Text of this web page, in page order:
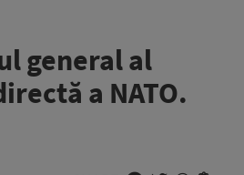
general al
a NATO.